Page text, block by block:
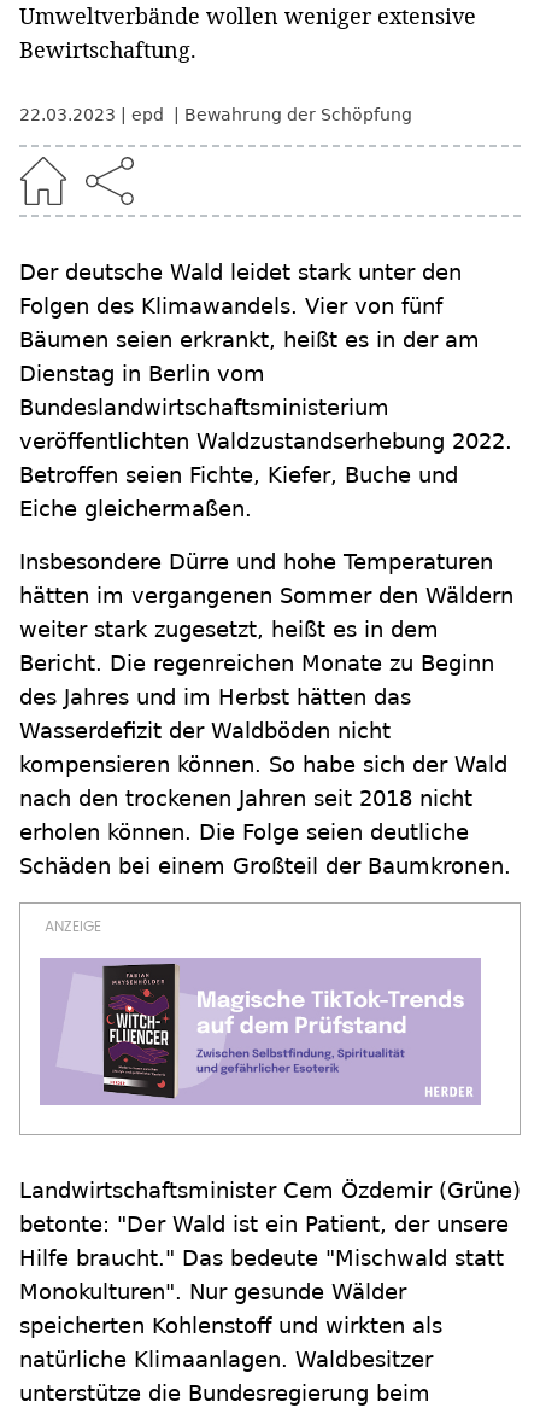
Umweltverbände wollen weniger extensive
Bewirtschaftung.
22.03.2023 epd Bewahrung der Schöpfung
Der deutsche Wald leidet stark unter den
Folgen des Klimawandels. Vier von fünf
Bäumen seien erkrankt, heißt es in der am
Dienstag in Berlin vom
Bundeslandwirtschaftsministerium
veröffentlichten Waldzustandserhebung 2022.
Betroffen seien Fichte, Kiefer, Buche und
Eiche gleichermaßen.
Insbesondere Dürre und hohe Temperaturen
hätten im vergangenen Sommer den Wäldern
weiter stark zugesetzt, heißt es in dem
Bericht. Die regenreichen Monate zu Beginn
des Jahres und im Herbst hätten das
Wasserdefizit der Waldböden nicht
kompensieren können. So habe sich der Wald
nach den trockenen Jahren seit 2018 nicht
erholen können. Die Folge seien deutliche
Schäden bei einem Großteil der Baumkronen.
Landwirtschaftsminister Cem Özdemir (Grüne)
betonte: "Der Wald ist ein Patient, der unsere
Hilfe braucht." Das bedeute "Mischwald statt
Monokulturen". Nur gesunde Wälder
speicherten Kohlenstoff und wirkten als
natürliche Klimaanlagen. Waldbesitzer
unterstütze die Bundesregierung beim